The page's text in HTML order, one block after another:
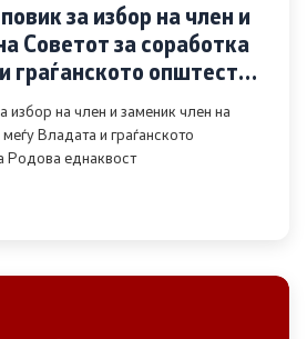
иницијативи на граѓанските
за избор на член и
Советот за соработка
граѓанското општество
еднаквост
избор на член и заменик член на
Владата и граѓанското
Родова еднаквост